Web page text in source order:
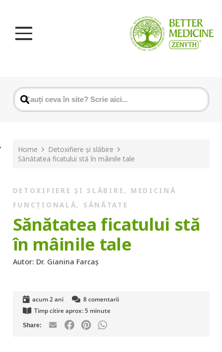
Home
Detoxifiere și slăbire
Sănătatea ficatului stă în mâinile tale
DETOXIFIERE ȘI SLĂBIRE, MEDICINĂ
FUNCȚIONALĂ, SĂNĂTATE
Sănătatea ficatului stă
în mâinile tale
Autor: Dr. Gianina Farcaș
acum 2 ani 8comentarii
Timp citire aprox: 5 minute